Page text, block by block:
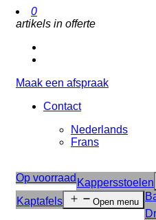
0
artikels in offerte
Maak een afspraak
Contact
Nederlands
Frans
Op voorraad Kappersstoelen
Kaptafels
Open menu